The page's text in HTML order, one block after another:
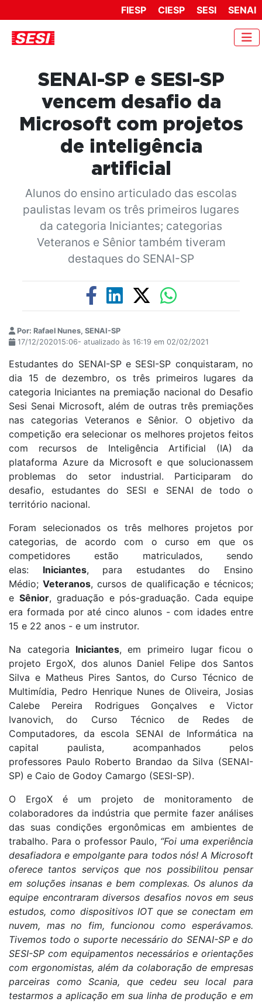
FIESP CIESP SESI SENAI
SENAI-SP e SESI-SP
vencem desafio da
Microsoft com projetos
de inteligência
artificial
Alunos do ensino articulado das escolas
paulistas levam os três primeiros lugares
da categoria Iniciantes; categorias
Veteranos e Sênior também tiveram
destaques do SENAI-SP
Por: Rafael Nunes, SENAI-SP
17/12/202015:06- atualizado às 16:19 em 02/02/2021
Estudantes do SENAI-SP e SESI-SP conquistaram, no
dia 15 de dezembro, os três primeiros lugares da
categoria Iniciantes na premiação nacional do Desafio
Sesi Senai Microsoft, além de outras três premiações
nas categorias Veteranos e Sênior. O objetivo da
competição era selecionar os melhores projetos feitos
com recursos de Inteligência Artificial (IA) da
plataforma Azure da Microsoft e que solucionassem
problemas do setor industrial. Participaram do
desafio, estudantes do SESI e SENAI de todo o
território nacional.
Foram selecionados os três melhores projetos por
categorias, de acordo com o curso em que os
competidores estão matriculados, sendo
elas: Iniciantes, para estudantes do Ensino
Médio;Veteranos, cursos de qualificação e técnicos;
e Sênior, graduação e pós-graduação. Cada equipe
era formada por até cinco alunos - com idades entre
15 e 22 anos - e um instrutor.
Na categoria Iniciantes, em primeiro lugar ficou o
projeto ErgoX, dos alunos Daniel Felipe dos Santos
Silva e Matheus Pires Santos, do Curso Técnico de
Multimídia, Pedro Henrique Nunes de Oliveira, Josias
Calebe Pereira Rodrigues Gonçalves e Victor
Ivanovich, do Curso Técnico de Redes de
Computadores, da escola SENAI de Informática na
capital paulista, acompanhados pelos
professores Paulo Roberto Brandao da Silva (SENAI-
SP) e Caio de Godoy Camargo (SESI-SP).
O ErgoX é um projeto de monitoramento de
colaboradores da indústria que permite fazer análises
das suas condições ergonômicas em ambientes de
trabalho. Para o professor Paulo, “Foi uma experiência
desafiadora e empolgante para todos nós! A Microsoft
oferece tantos serviços que nos possibilitou pensar
em soluções insanas e bem complexas. Os alunos da
equipe encontraram diversos desafios novos em seus
estudos, como dispositivos IOT que se conectam em
nuvem, mas no fim, funcionou como esperávamos.
Tivemos todo o suporte necessário do SENAI-SP e do
SESI-SP com equipamentos necessários e orientações
com ergonomistas, além da colaboração de empresas
parceiras como Scania, que cedeu seu local para
testarmos a aplicação em sua linha de produção e em